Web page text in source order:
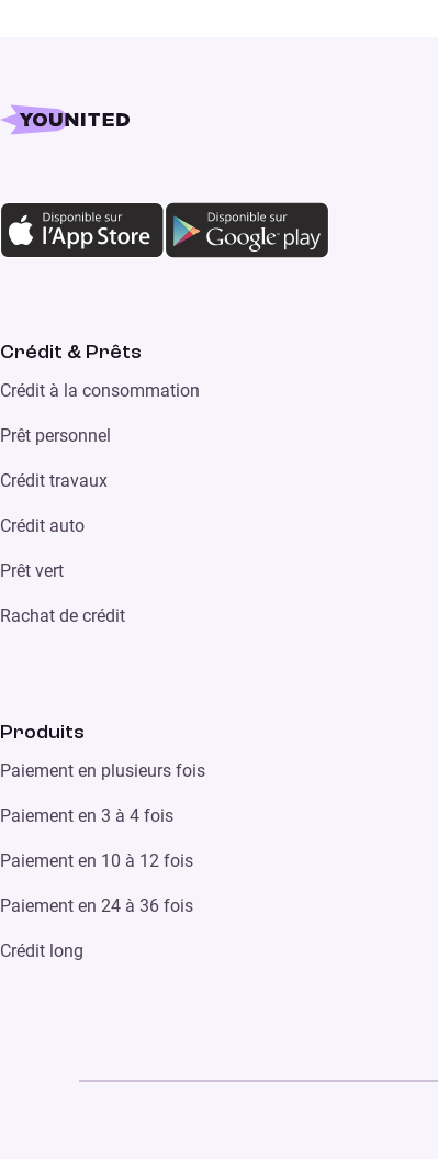
Crédit & Prêts
Crédit à la consommation
Prêt personnel
Crédit travaux
Crédit auto
Prêt vert
Rachat de crédit
Produits
Paiement en plusieurs fois
Paiement en 3 à 4 fois
Paiement en 10 à 12 fois
Paiement en 24 à 36 fois
Crédit long